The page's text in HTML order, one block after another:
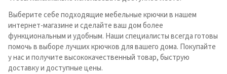
Выберите себе подходящие мебельные крючки в нашем
интернет-магазине и сделайте ваш дом более
функциональным и удобным. Наши специалисты всегда готовы
помочь в выборе лучших крючков для вашего дома. Покупайте
у нас и получите высококачественный товар, быструю
доставку и доступные цены.